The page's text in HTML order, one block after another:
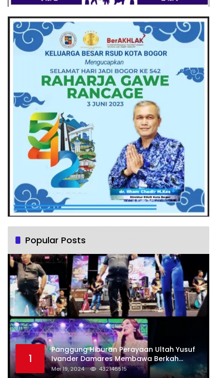
Popular Posts
1
Panggung Hiburan Perayaan Ultah Yusuf
Ivander Damares Membawa Berkah
Warga Kejapanan
Mei 19, 2024 432146515